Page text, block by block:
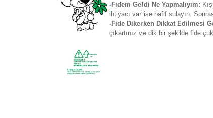
-Fidem Geldi Ne Yapmalıyım:
ihtiyacı var ise hafif sulayın.
-Fide Dikerken Dikkat Edilmesi
çıkartınız ve dik bir şekilde fide
Bu ürünün fiyat bilgisi, resim, ürün